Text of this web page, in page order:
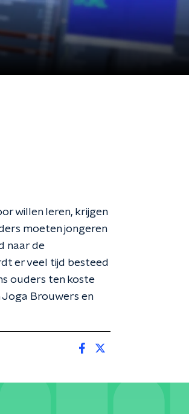
willen leren, krijgen
moeten jongeren
naar de
er veel tijd besteed
ouders ten koste
Joga Brouwers en